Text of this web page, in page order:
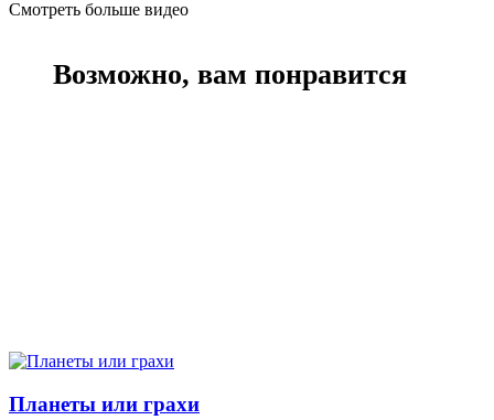
Смотреть больше видео
Возможно, вам понравится
Планеты или грахи